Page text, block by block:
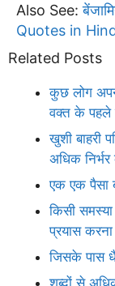
Also See:
Quotes in
Related Posts
कुछ लोग
वक्त के पहले
खुशी बाहरी
अधिक
एक एक पैसा
किसी
प्रयास करना
जिसके पास
शब्दों से